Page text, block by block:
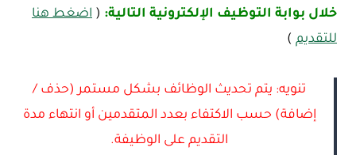
خلال بوابة التوظيف الإلكترونية التالية: ( اضغط هنا
للتقديم )
تنويه: يتم تحديث الوظائف بشكل مستمر (حذف /
إضافة) حسب الاكتفاء بعدد المتقدمين أو انتهاء مدة
التقديم على الوظيفة.